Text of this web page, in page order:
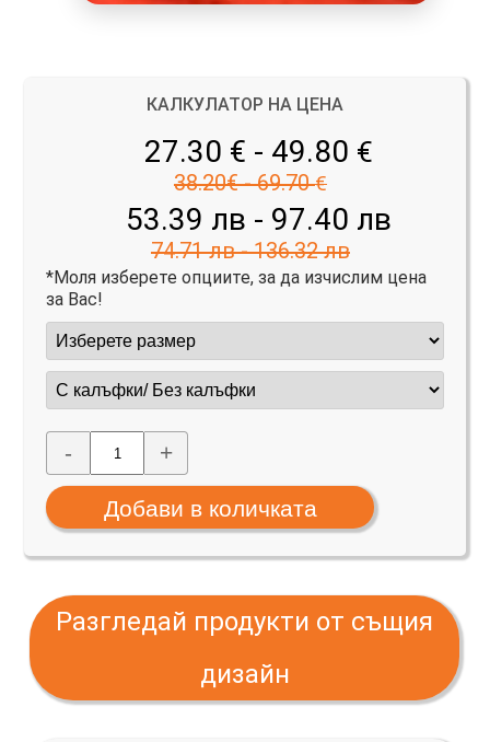
КАЛКУЛАТОР НА ЦЕНА
27.30 € - 49.80 €
38.20€ - 69.70 €
53.39 лв - 97.40 лв
74.71 лв - 136.32 лв
*Моля изберете опциите, за да изчислим цена
за Вас!
- +
Разгледай продукти от същия
дизайн